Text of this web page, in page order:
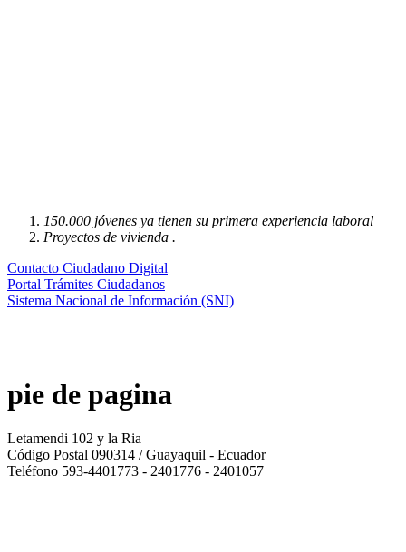
150.000 jóvenes ya tienen su primera experiencia laboral
Proyectos de vivienda .
Contacto Ciudadano Digital
Portal Trámites Ciudadanos
Sistema Nacional de Información (SNI)
pie de pagina
Letamendi 102 y la Ria
Código Postal 090314 / Guayaquil - Ecuador
Teléfono 593-4401773 - 2401776 - 2401057